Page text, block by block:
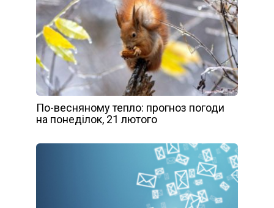
По-весняному тепло: прогноз погоди
на понеділок, 21 лютого